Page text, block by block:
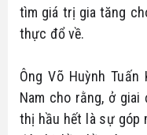
tìm giá trị gia tăng
thực đổ về.
Ông Võ Huỳnh Tuấn
Nam cho rằng, ở
thị hầu hết là sự góp